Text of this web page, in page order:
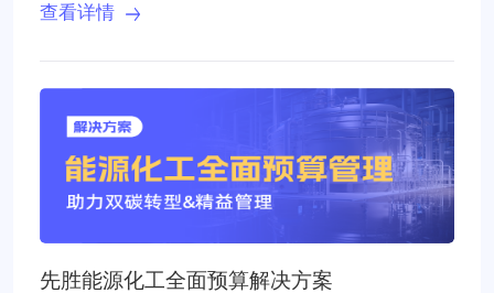
查看详情
先胜能源化工全面预算解决方案